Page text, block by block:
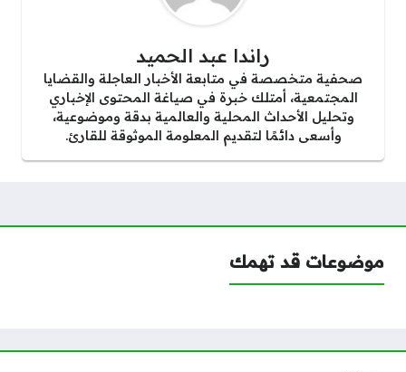
راندا عبد الحميد
صحفية متخصصة في متابعة الأخبار العاجلة والقضايا
المجتمعية، أمتلك خبرة في صياغة المحتوى الإخباري
وتحليل الأحداث المحلية والعالمية بدقة وموضوعية،
وأسعى دائمًا لتقديم المعلومة الموثوقة للقارئ.
موضوعات قد تهمك